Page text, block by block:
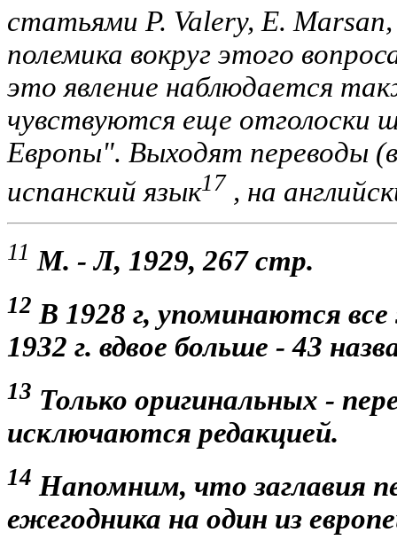
статьями P. Valery, E.
полемика вокруг этого
это явление наблюдается
чувствуются еще отголоски
Европы". Выходят переводы (в
испанский язык17 , на
11 М. - Л, 1929, 267 стр.
12 В 1928 г, упоминаются
1932 г. вдвое больше - 43
13 Только оригинальных -
исключаются редакцией.
14 Напомним, что заглавия
ежегодника на один из